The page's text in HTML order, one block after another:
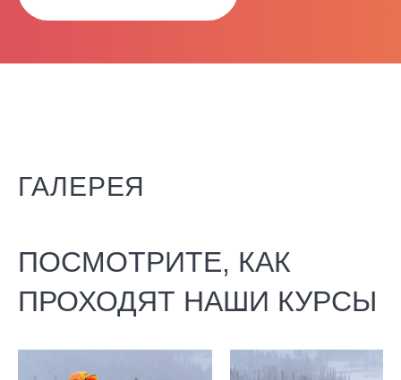
ГАЛЕРЕЯ
ПОСМОТРИТЕ, КАК
ПРОХОДЯТ НАШИ КУРСЫ